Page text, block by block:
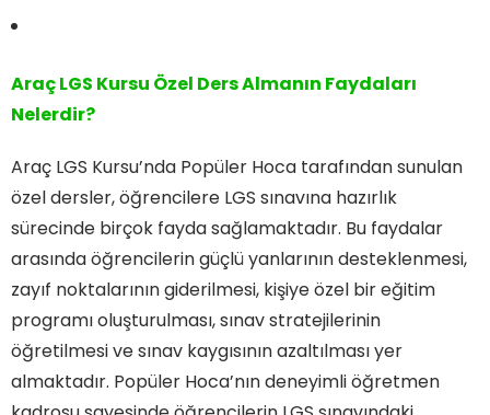
Araç LGS Kursu Özel Ders Almanın Faydaları
Nelerdir?
Araç LGS Kursu’nda Popüler Hoca tarafından sunulan
özel dersler, öğrencilere LGS sınavına hazırlık
sürecinde birçok fayda sağlamaktadır. Bu faydalar
arasında öğrencilerin güçlü yanlarının desteklenmesi,
zayıf noktalarının giderilmesi, kişiye özel bir eğitim
programı oluşturulması, sınav stratejilerinin
öğretilmesi ve sınav kaygısının azaltılması yer
almaktadır. Popüler Hoca’nın deneyimli öğretmen